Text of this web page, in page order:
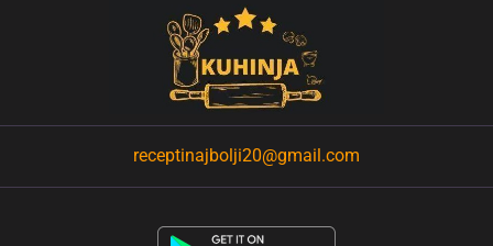
receptinajbolji20@gmail.com